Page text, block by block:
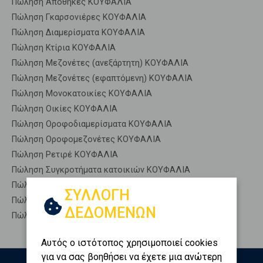
Πώληση Αποθήκες ΚΟΥΦΑΛΙΑ
Πώληση Γκαρσονιέρες ΚΟΥΦΑΛΙΑ
Πώληση Διαμερίσματα ΚΟΥΦΑΛΙΑ
Πώληση Κτίρια ΚΟΥΦΑΛΙΑ
Πώληση Μεζονέτες (ανεξάρτητη) ΚΟΥΦΑΛΙΑ
Πώληση Μεζονέτες (εφαπτόμενη) ΚΟΥΦΑΛΙΑ
Πώληση Μονοκατοικίες ΚΟΥΦΑΛΙΑ
Πώληση Οικίες ΚΟΥΦΑΛΙΑ
Πώληση Οροφοδιαμερίσματα ΚΟΥΦΑΛΙΑ
Πώληση Οροφομεζονέτες ΚΟΥΦΑΛΙΑ
Πώληση Ρετιρέ ΚΟΥΦΑΛΙΑ
Πώληση Συγκροτήματα κατοικιών ΚΟΥΦΑΛΙΑ
Πώληση Υπόγεια ΚΟΥΦΑΛΙΑ
Πώληση Υπόσκαφα ΚΟΥΦΑΛΙΑ
Πώληση Υπολ. υψουν ΚΟΥΦΑΛΙΑ
ΣΥΛΛΟΓΗ
ΔΕΔΟΜΕΝΩΝ
Αυτός ο ιστότοπος χρησιμοποιεί cookies
για να σας βοηθήσει να έχετε μια ανώτερη